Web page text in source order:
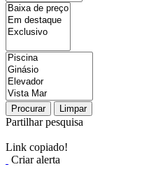
Procurar Limpar
Partilhar pesquisa
Link copiado!
Criar alerta